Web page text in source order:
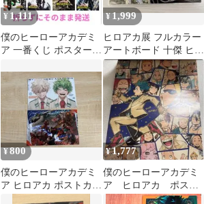
¥ 1,111
僕のヒーローアカデミ
ア 一番くじ ポスター
¥1,999
ヒロアカ展 フルカラー
アートボード 十傑 ヒロ
アカ 僕のヒーローア
カデミア
¥800
僕のヒーローアカデミ
ア ヒロアカ ポストカー
¥1,777
僕のヒーローアカデミ
ア ヒロアカ ポスタ
ー 爆豪勝己 緑谷出